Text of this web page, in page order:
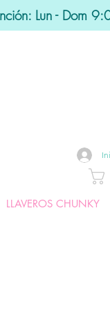
Lun - Dom
LLAVEROS CHUNKY